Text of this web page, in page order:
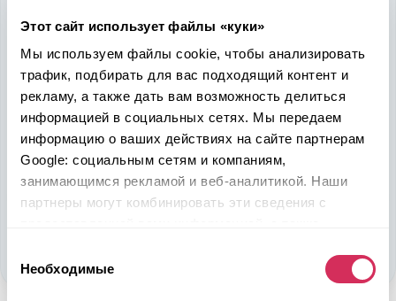
Этот сайт использует файлы «куки»
Мы используем файлы cookie, чтобы анализировать
трафик, подбирать для вас подходящий контент и
рекламу, а также дать вам возможность делиться
информацией в социальных сетях. Мы передаем
информацию о ваших действиях на сайте партнерам
Google: социальным сетям и компаниям,
занимающимся рекламой и веб-аналитикой. Наши
партнеры могут комбинировать эти сведения с
вами их сервисов.
согласия
Необходимые
Надежность, эффективность и слаженность процессов
откроет перед вами дополнительные перспективы. Кроме
ожидаемого результата, вы получите реальные выгоды.
Внедрение Американского стандарта на авторынке
Казахстана станет эрой больших возможностей
казахстанцев, чтобы реализовать свой потенциал в
полную силу.
Подобрать авто